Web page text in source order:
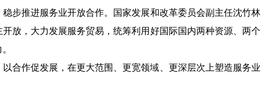
稳步推进服务业开放合作。国家发展和改革委员会副主任沈竹林
放，大力发展服务贸易，统筹利用好国际国内两种资源、两个
合作促发展，在更大范围、更宽领域、更深层次上塑造服务业